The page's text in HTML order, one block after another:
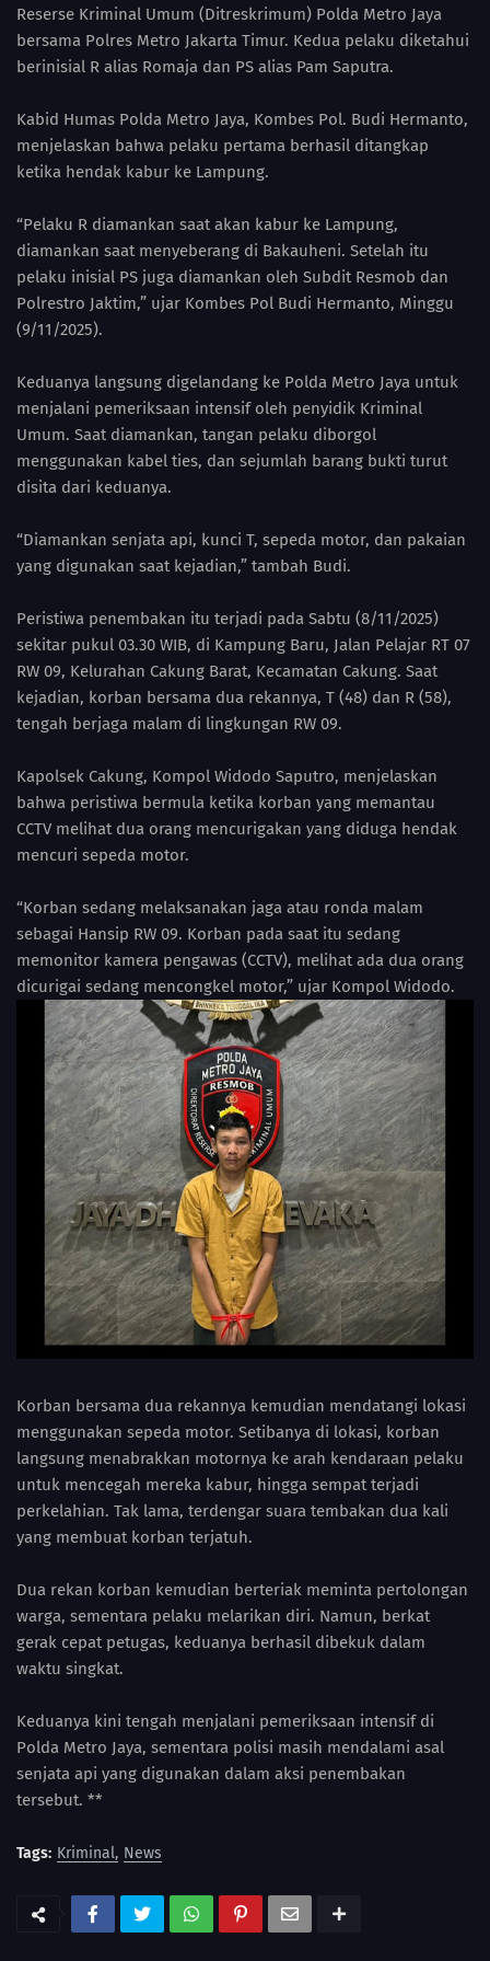
Reserse Kriminal Umum (Ditreskrimum) Polda Metro Jaya
bersama Polres Metro Jakarta Timur. Kedua pelaku diketahui
berinisial R alias Romaja dan PS alias Pam Saputra.
Kabid Humas Polda Metro Jaya, Kombes Pol. Budi Hermanto,
menjelaskan bahwa pelaku pertama berhasil ditangkap
ketika hendak kabur ke Lampung.
“Pelaku R diamankan saat akan kabur ke Lampung,
diamankan saat menyeberang di Bakauheni. Setelah itu
pelaku inisial PS juga diamankan oleh Subdit Resmob dan
Polrestro Jaktim,” ujar Kombes Pol Budi Hermanto, Minggu
(9/11/2025).
Keduanya langsung digelandang ke Polda Metro Jaya untuk
menjalani pemeriksaan intensif oleh penyidik Kriminal
Umum. Saat diamankan, tangan pelaku diborgol
menggunakan kabel ties, dan sejumlah barang bukti turut
disita dari keduanya.
“Diamankan senjata api, kunci T, sepeda motor, dan pakaian
yang digunakan saat kejadian,” tambah Budi.
Peristiwa penembakan itu terjadi pada Sabtu (8/11/2025)
sekitar pukul 03.30 WIB, di Kampung Baru, Jalan Pelajar RT 07
RW 09, Kelurahan Cakung Barat, Kecamatan Cakung. Saat
kejadian, korban bersama dua rekannya, T (48) dan R (58),
tengah berjaga malam di lingkungan RW 09.
Kapolsek Cakung, Kompol Widodo Saputro, menjelaskan
bahwa peristiwa bermula ketika korban yang memantau
CCTV melihat dua orang mencurigakan yang diduga hendak
mencuri sepeda motor.
“Korban sedang melaksanakan jaga atau ronda malam
sebagai Hansip RW 09. Korban pada saat itu sedang
memonitor kamera pengawas (CCTV), melihat ada dua orang
dicurigai sedang mencongkel motor,” ujar Kompol Widodo.
Korban bersama dua rekannya kemudian mendatangi lokasi
menggunakan sepeda motor. Setibanya di lokasi, korban
langsung menabrakkan motornya ke arah kendaraan pelaku
untuk mencegah mereka kabur, hingga sempat terjadi
perkelahian. Tak lama, terdengar suara tembakan dua kali
yang membuat korban terjatuh.
Dua rekan korban kemudian berteriak meminta pertolongan
warga, sementara pelaku melarikan diri. Namun, berkat
gerak cepat petugas, keduanya berhasil dibekuk dalam
waktu singkat.
Keduanya kini tengah menjalani pemeriksaan intensif di
Polda Metro Jaya, sementara polisi masih mendalami asal
senjata api yang digunakan dalam aksi penembakan
tersebut. **
Tags: Kriminal News